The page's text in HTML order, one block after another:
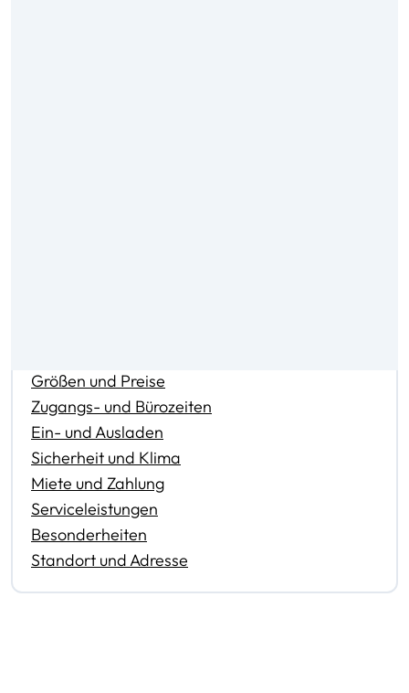
Größen und Preise
Zugangs- und Bürozeiten
Ein- und Ausladen
Sicherheit und Klima
Miete und Zahlung
Serviceleistungen
Besonderheiten
Standort und Adresse